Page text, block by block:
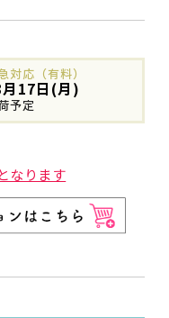
対応（有料）
17日(月)
予定
なります